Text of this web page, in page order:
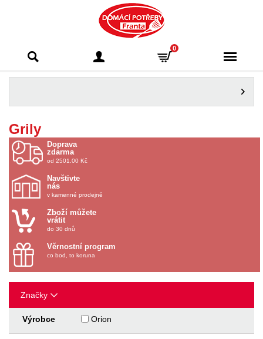
Franta - Příbram
0
Grily
Doprava
zdarma
od 2501.00 Kč
Navštivte
nás
v kamenné prodejně
Zboží můžete
vrátit
do 30 dnů
Věrnostní program
co bod, to koruna
Značky
Výrobce Orion